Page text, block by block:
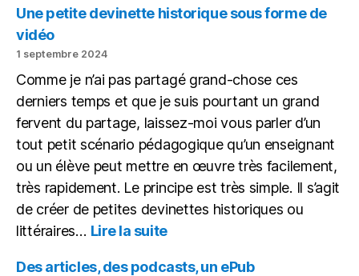
l’IA,
tout
le
monde
à
égalité
Une petite devinette historique sous forme de
vidéo
1 septembre 2024
Comme je n’ai pas partagé grand-chose ces
derniers temps et que je suis pourtant un grand
fervent du partage, laissez-moi vous parler d’un
tout petit scénario pédagogique qu’un enseignant
ou un élève peut mettre en œuvre très facilement,
très rapidement. Le principe est très simple. Il s’agit
de créer de petites devinettes historiques ou
littéraires… Lire la suite:
petite
Des articles, des podcasts, un ePub